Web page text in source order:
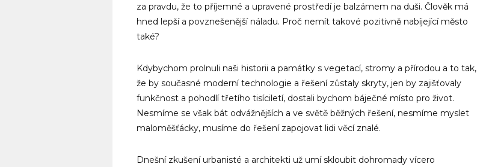
za pravdu, že to příjemné a upravené prostředí je balzámem na duši. Člověk má
hned lepší a povznešenější náladu. Proč nemít takové pozitivně nabíjející město
také?
Kdybychom prolnuli naši historii a památky s vegetací, stromy a přírodou a to tak,
že by současné moderní technologie a řešení zůstaly skryty, jen by zajišťovaly
funkčnost a pohodlí třetího tisíciletí, dostali bychom báječné místo pro život.
Nesmíme se však bát odvážnějších a ve světě běžných řešení, nesmíme myslet
maloměšťácky, musíme do řešení zapojovat lidi věcí znalé.
Dnešní zkušení urbanisté a architekti už umí skloubit dohromady vícero